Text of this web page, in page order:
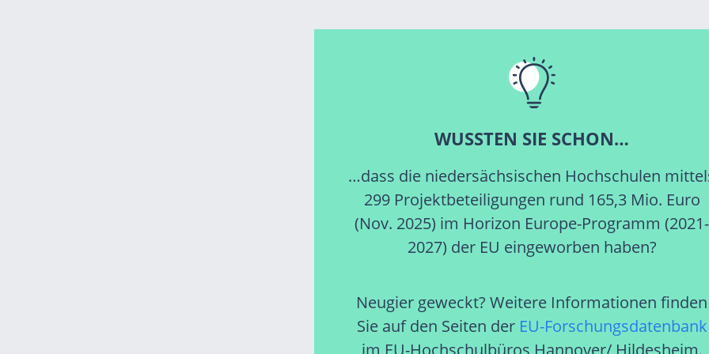
WUSSTEN SIE SCHON…
…dass die niedersächsischen Hochschulen
299 Projektbeteiligungen rund 165,3 Mio. Euro
(Nov. 2025) im Horizon Europe-Programm (2021-
2027) der EU eingeworben haben?
Neugier geweckt? Weitere Informationen finden
Sie auf den Seiten der EU-Forschungsdatenbank